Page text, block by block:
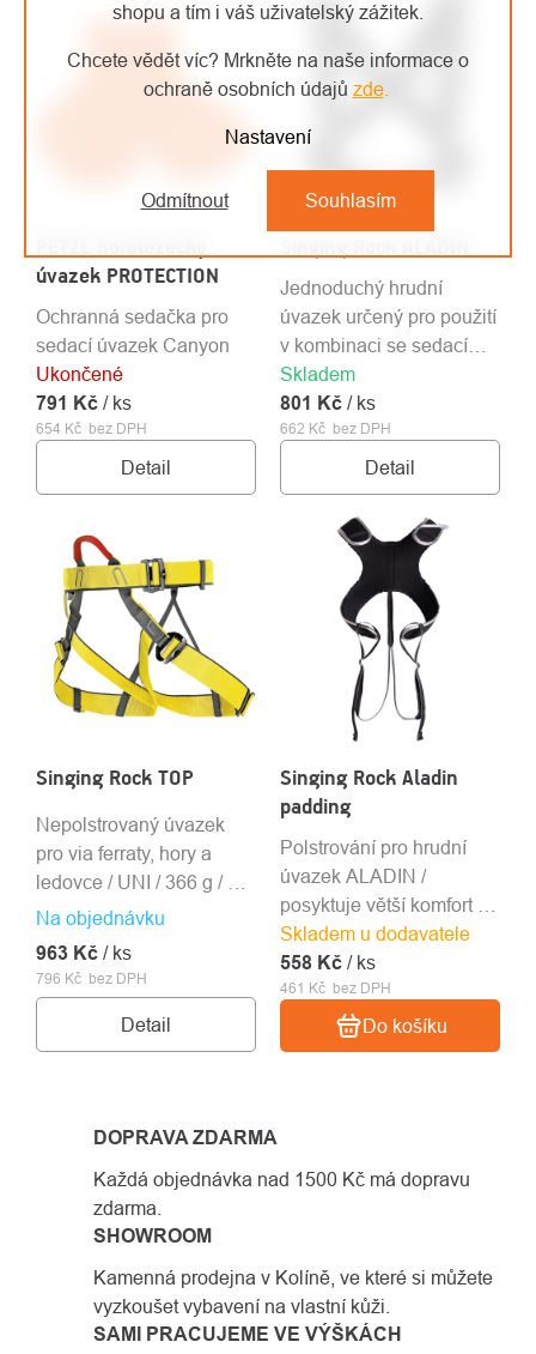
shopu a tím i váš uživatelský zážitek.
Chcete vědět víc? Mrkněte na naše informace o
ochraně osobních údajů zde.
Nastavení
Odmítnout Souhlasím
úvazek PROTECTION
Ukončené
654 Kč bez DPH
791 Kč / ks
Detail
Ochranná sedačka pro
sedací úvazek Canyon
Skladem
662 Kč bez DPH
801 Kč / ks
Detail
Jednoduchý hrudní
úvazek určený pro použití
v kombinaci se sedacím
úvazkem / optimalizuje
pozici těla / 240 g / UNI
Singing Rock TOP
Na objednávku
796 Kč bez DPH
963 Kč / ks
Detail
Nepolstrovaný úvazek
pro via ferraty, hory a
ledovce / UNI / 366 g / 3
Rock&Lock spony / 1
Singing Rock Aladin
padding
Skladem u dodavatele
461 Kč bez DPH
558 Kč / ks
Do košíku
Polstrování pro hrudní
úvazek ALADIN /
posyktuje větší komfort /
nabízí dodatečná
materiálová poutka / 195
g / UNI
DOPRAVA ZDARMA
Každá objednávka nad 1500 Kč má dopravu
zdarma.
SHOWROOM
Kamenná prodejna v Kolíně, ve které si můžete
vyzkoušet vybavení na vlastní kůži.
SAMI PRACUJEME VE VÝŠKÁCH